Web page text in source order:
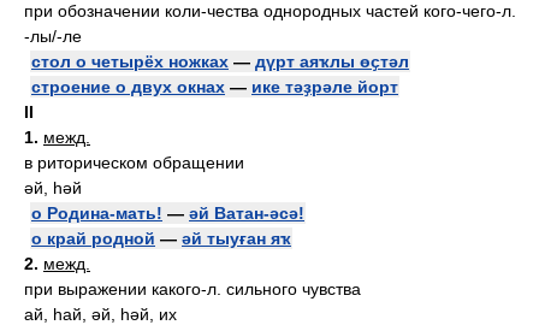
при обозначении коли-чества однородных частей кого-чего-л.
-лы/-ле
стол о четырёх ножках — дүрт аяҡлы өҫтәл
строение о двух окнах — ике тәҙрәле йорт
II
1. межд.
в риторическом обращении
әй, һәй
о Родина-мать! — әй Ватан-әсә!
о край родной — әй тыуған яҡ
2. межд.
при выражении какого-л. сильного чувства
ай, һай, әй, һәй, их